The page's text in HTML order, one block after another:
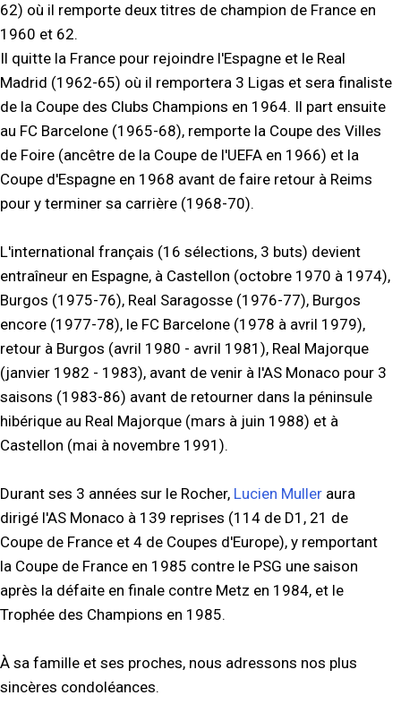
62) où il remporte deux titres de champion de France en
1960 et 62.
Il quitte la France pour rejoindre l'Espagne et le Real
Madrid (1962-65) où il remportera 3 Ligas et sera finaliste
de la Coupe des Clubs Champions en 1964. Il part ensuite
au FC Barcelone (1965-68), remporte la Coupe des Villes
de Foire (ancêtre de la Coupe de l'UEFA en 1966) et la
Coupe d'Espagne en 1968 avant de faire retour à Reims
pour y terminer sa carrière (1968-70).
L'international français (16 sélections, 3 buts) devient
entraîneur en Espagne, à Castellon (octobre 1970 à 1974),
Burgos (1975-76), Real Saragosse (1976-77), Burgos
encore (1977-78), le FC Barcelone (1978 à avril 1979),
retour à Burgos (avril 1980 - avril 1981), Real Majorque
(janvier 1982 - 1983), avant de venir à l'AS Monaco pour 3
saisons (1983-86) avant de retourner dans la péninsule
hibérique au Real Majorque (mars à juin 1988) et à
Castellon (mai à novembre 1991).
Durant ses 3 années sur le Rocher, Lucien Muller aura
dirigé l'AS Monaco à 139 reprises (114 de D1, 21 de
Coupe de France et 4 de Coupes d'Europe), y remportant
la Coupe de France en 1985 contre le PSG une saison
après la défaite en finale contre Metz en 1984, et le
Trophée des Champions en 1985.
À sa famille et ses proches, nous adressons nos plus
sincères condoléances.